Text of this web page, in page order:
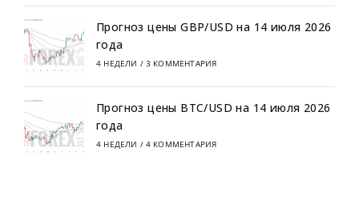
Прогноз цены GBP/USD на 14 июля 2026
года
4 НЕДЕЛИ / 3 КОММЕНТАРИЯ
Прогноз цены BTC/USD на 14 июля 2026
года
4 НЕДЕЛИ / 4 КОММЕНТАРИЯ